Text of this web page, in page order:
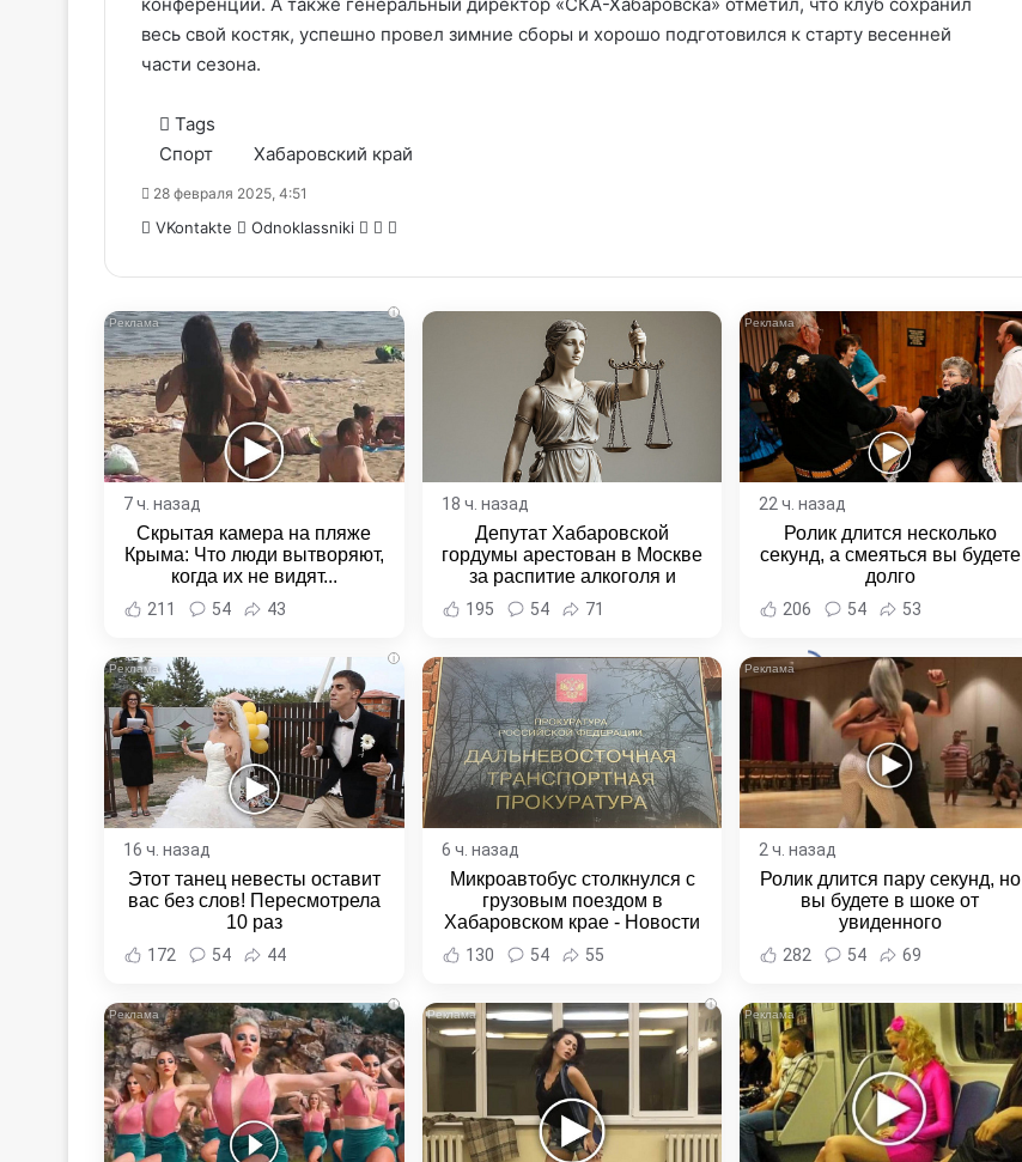
весь свой костяк, успешно провел зимние сборы и хорошо подготовился к старту весенней
части сезона.
Tags
Спорт
Хабаровский край
28 февраля 2025, 4:51
VKontakte Odnoklassniki WhatsApp
Telegram
Email
i
7 ч. назад
Скрытая камера на пляже
Крыма: Что люди вытворяют,
когда их не видят...
211 54 43
18 ч. назад
Депутат Хабаровской
гордумы арестован в Москве
за распитие алкоголя и
неповиновение полиции -
Новости Хабаровска и
195 54 71
22 ч. назад
Ролик длится несколько
секунд, а смеяться вы будете
долго
206 54 53
i
16 ч. назад
Этот танец невесты оставит
вас без слов! Пересмотрела
10 раз
172 54 44
6 ч. назад
Микроавтобус столкнулся с
грузовым поездом в
Хабаровском крае - Новости
Хабаровска и Хабаровского
края
130 54 55
2 ч. назад
Ролик длится пару секунд, но
вы будете в шоке от
увиденного
282 54 69
i i